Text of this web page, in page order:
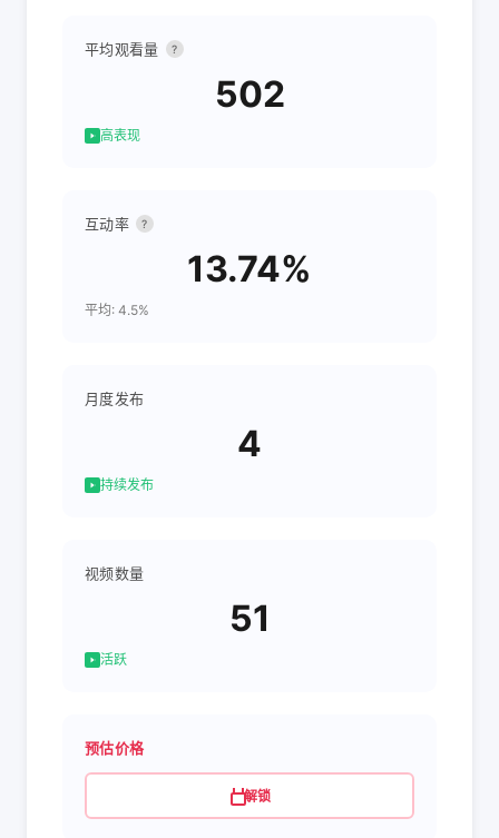
平均观看量 ?
502
高表现
互动率 ?
13.74%
平均: 4.5%
月度发布
4
持续发布
视频数量
51
活跃
预估价格
解锁